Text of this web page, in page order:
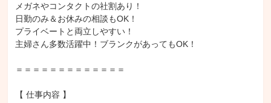
メガネやコンタクトの社割あり！
日勤のみ＆お休みの相談もOK！
プライベートと両立しやすい！
主婦さん多数活躍中！ブランクがあってもOK！
＝＝＝＝＝＝＝＝＝＝＝＝＝
【 仕事内容 】